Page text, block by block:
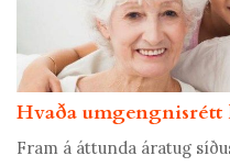
Hvaða umgengnisrétt
Fram á áttunda áratug